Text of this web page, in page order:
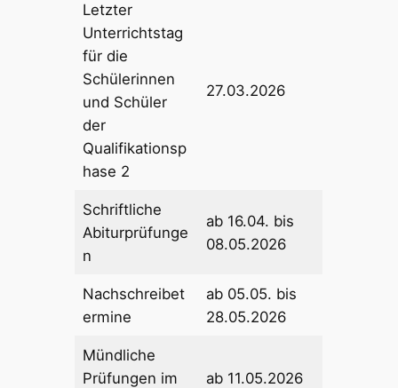
Letzter
Unterrichtstag
für die
Schülerinnen
und Schüler
der
Qualifikationsp
hase 2
27.03.2026
Schriftliche
Abiturprüfunge
n
ab 16.04. bis
08.05.2026
Nachschreibet
ermine
ab 05.05. bis
28.05.2026
Mündliche
Prüfungen im
ab 11.05.2026